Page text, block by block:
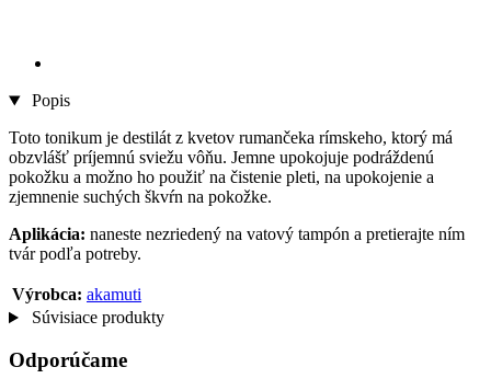
Popis
Toto tonikum je destilát z kvetov rumančeka rímskeho, ktorý má
obzvlášť príjemnú sviežu vôňu. Jemne upokojuje podráždenú
pokožku a možno ho použiť na čistenie pleti, na upokojenie a
zjemnenie suchých škvŕn na pokožke.
Aplikácia: naneste nezriedený na vatový tampón a pretierajte ním
tvár podľa potreby.
Výrobca: akamuti
Súvisiace produkty
Odporúčame